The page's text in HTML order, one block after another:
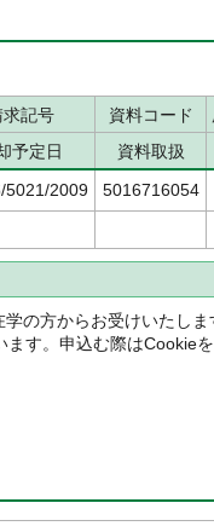
求記号 資料コード
予定日
資料取扱
5021/2009
5016716054
の方からお受けいたしま
す。申込む際はCookie